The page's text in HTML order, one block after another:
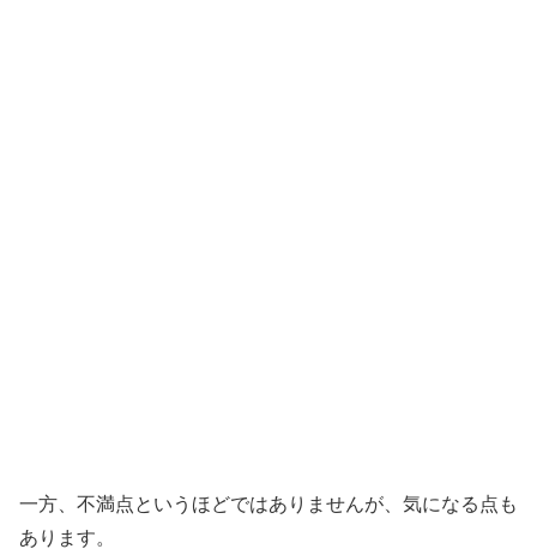
一方、不満点というほどではありませんが、気になる点も
あります。